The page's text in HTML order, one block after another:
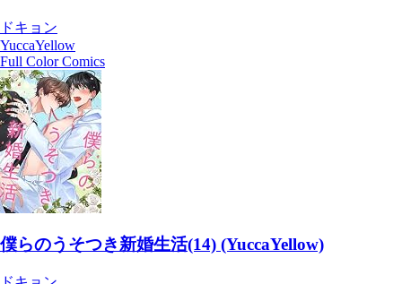
ドキョン
YuccaYellow
Full Color Comics
僕らのうそつき新婚生活(14) (YuccaYellow)